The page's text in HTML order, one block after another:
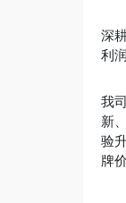
深
利
我
新
验
牌